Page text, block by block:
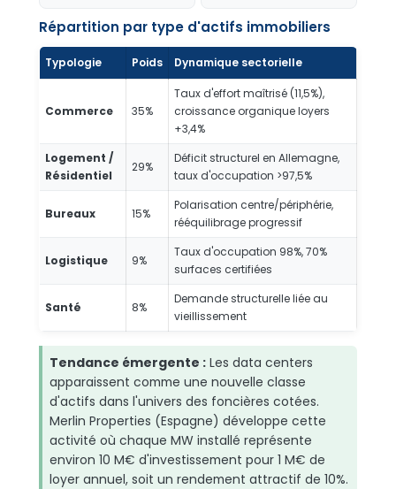
Répartition par type d'actifs immobiliers
Typologie Poids Dynamique sectorielle
Commerce 35%
Taux d'effort maîtrisé (11,5%),
croissance organique loyers
+3,4%
Logement /
Résidentiel
29%
Déficit structurel en Allemagne,
taux d'occupation >97,5%
Bureaux 15%
Polarisation centre/périphérie,
rééquilibrage progressif
Logistique 9%
Taux d'occupation 98%, 70%
surfaces certifiées
Santé 8%
Demande structurelle liée au
vieillissement
Tendance émergente : Les data centers
apparaissent comme une nouvelle classe
d'actifs dans l'univers des foncières cotées.
Merlin Properties (Espagne) développe cette
activité où chaque MW installé représente
environ 10 M€ d'investissement pour 1 M€ de
loyer annuel, soit un rendement attractif de 10%.